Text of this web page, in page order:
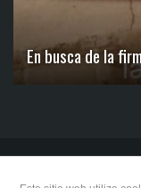
En busca de la
Aviso Legal